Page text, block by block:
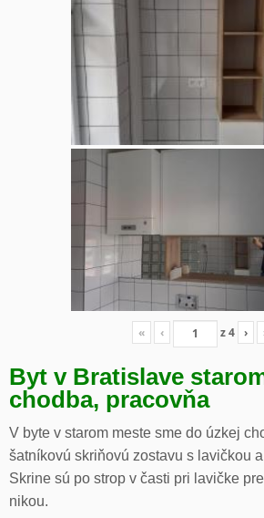
« ‹ z4 ›
Byt v Bratislave
chodba, pracovňa
V byte v starom meste sme do úzkej
šatníkovú skriňovú zostavu s lavičkou
Skrine sú po strop v časti pri lavičke
nikou.